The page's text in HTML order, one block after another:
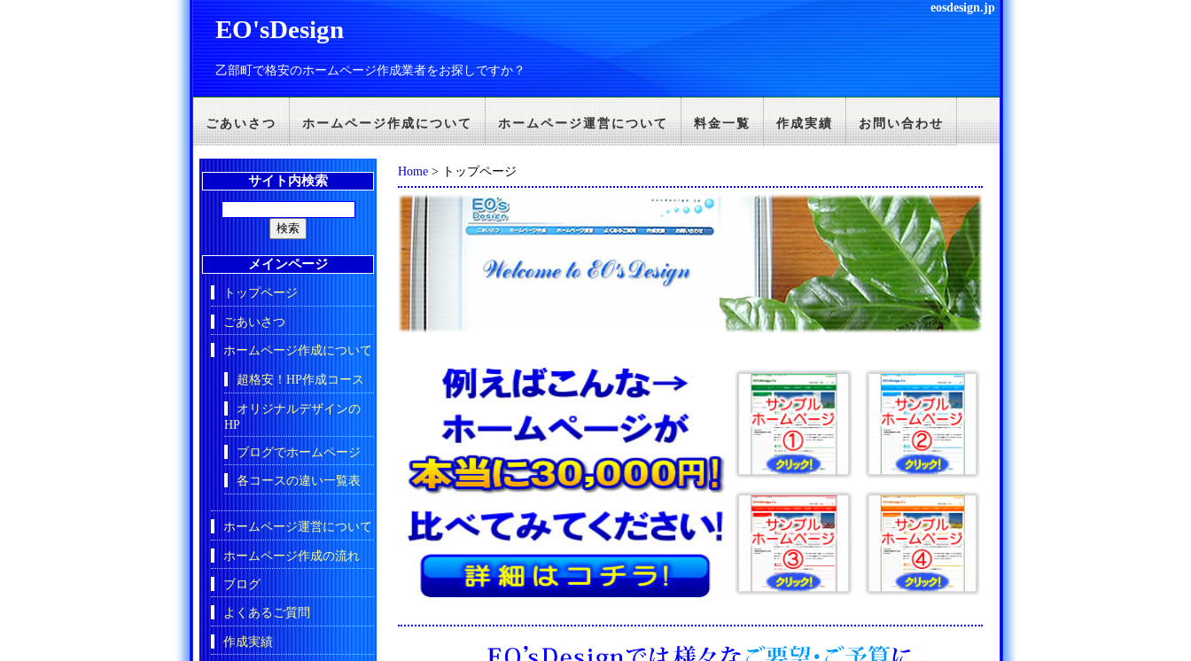
EO'sDesign
乙部町で格安のホームページ作成業者をお探しですか？
eosdesign.jp
ごあいさつ ホームページ作成について ホームページ運営について 料金一覧 作成実績 お問い合わせ
Home > トップページ
サイト内検索
メインページ
トップページ
ごあいさつ
ホームページ作成について
超格安！HP作成コース
オリジナルデザインの
HP
ブログでホームページ
各コースの違い一覧表
ホームページ運営について
ホームページ作成の流れ
ブログ
よくあるご質問
作成実績